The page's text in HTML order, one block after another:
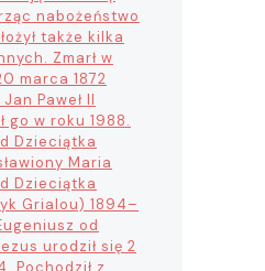
nabożeństwo
także kilka
Zmarł w
marca 1872
Paweł II
go w roku 1988.
Dzieciątka
Maria
Dzieciątka
Grialou) 1894–
od
urodził się 2
Pochodził z